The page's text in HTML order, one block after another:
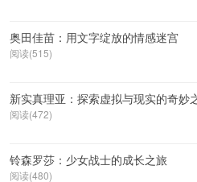
奥田佳苗：用文字绽放的情感迷宫
阅读(515)
新实真理亚：探索虚拟与现实的奇妙
阅读(472)
铃森罗莎：少女战士的成长之旅
阅读(480)